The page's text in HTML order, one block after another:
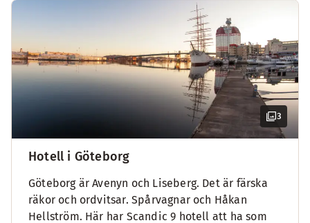
3
Hotell i Göteborg
Göteborg är Avenyn och Liseberg. Det är färska
räkor och ordvitsar. Spårvagnar och Håkan
Hellström. Här har Scandic 9 hotell att ha som